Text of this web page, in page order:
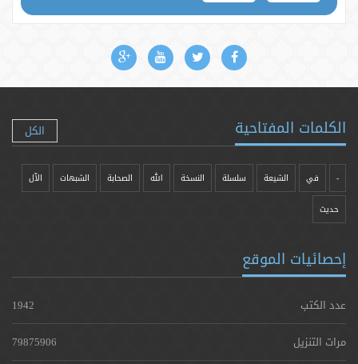
الكلمات المفتاحية الكل
- في الشيعة سلسلة النسخة الله الصحابة الشبهات الآل
حدیث
إحصائيات الموقع
عدد الكتب
1942
مرات التنزيل
79875906